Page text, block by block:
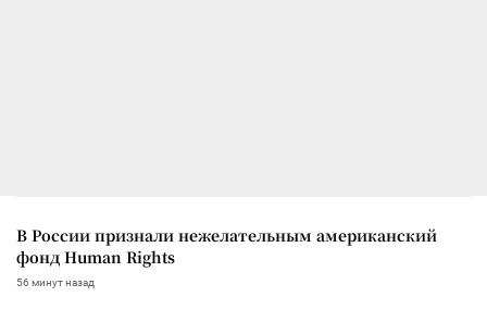
В России признали нежелательным американский
фонд Human Rights
56 минут назад